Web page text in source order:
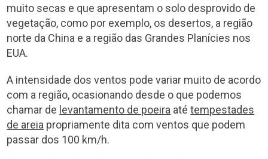
muito secas e que apresentam o solo desprovido de
vegetação, como por exemplo, os desertos, a região
norte da China e a região das Grandes Planícies nos
EUA.
A intensidade dos ventos pode variar muito de acordo
com a região, ocasionando desde o que podemos
chamar de levantamento de poeira atétempestades
de areia propriamente dita com ventos que podem
passar dos 100 km/h.